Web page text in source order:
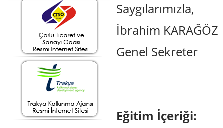
Saygılarımızla,
İbrahim KARAĞÖZ
Genel Sekreter
Eğitim İçeriği: